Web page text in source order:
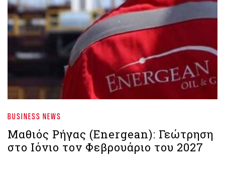
BUSINESS NEWS
Μαθιός Ρήγας (Energean): Γεώτρηση
στο Ιόνιο τον Φεβρουάριο του 2027